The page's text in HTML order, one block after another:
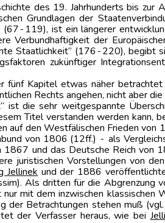
des 19. Jahrhunderts bis zur
Grundlagen der
ist ein längerer
der
Staatlichkeit“ (176‑220), begibt
zukünftiger
Kapitel etwas näher
Rechts angehen, nicht aber
ist die sehr weitgespannte
Titel verstanden werden kann,
auf den Westfälischen Frieden von
von 1806 (12ff.) ‑ als
und das Deutsche Reich von
juristischen Vorstellungen von
Jellinek und der 1886
Als dritten für die Abgrenzung
mit dem inzwischen
der Betrachtungen stehen muß
der Verfasser heraus, wie bei